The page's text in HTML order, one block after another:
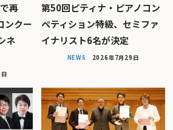
再
ンクー
ネ
第50回ピティナ・ピアノコン
ペティション特級、セミファ
イナリスト6名が決定
NEWS 2026年7月29日